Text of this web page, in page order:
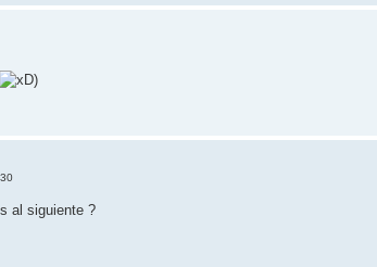
)
al siguiente ?